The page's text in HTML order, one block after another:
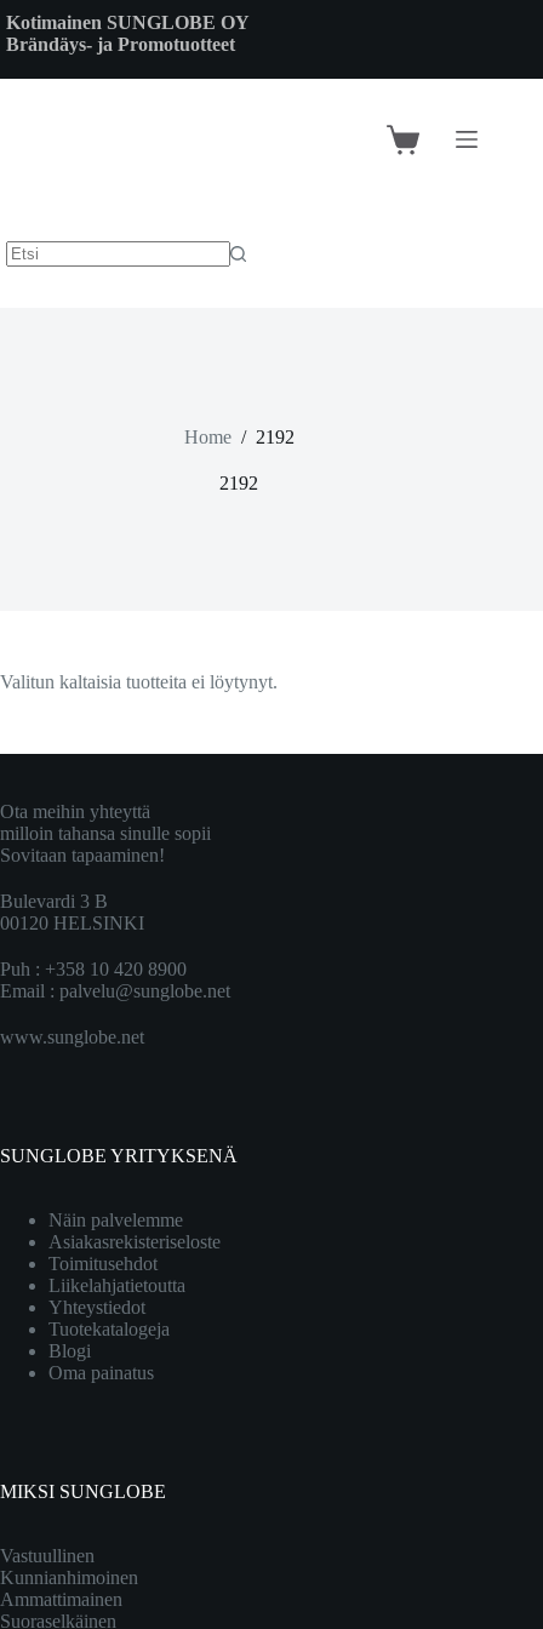
to
content
Kotimainen SUNGLOBE OY
Brändäys- ja Promotuotteet
Shopping
Home / 2192
2192
Valitun kaltaisia tuotteita ei löytynyt.
Ota meihin yhteyttä
milloin tahansa sinulle sopii
Sovitaan tapaaminen!
Bulevardi 3 B
00120 HELSINKI
Puh : +358 10 420 8900
Email : palvelu@sunglobe.net
www.sunglobe.net
SUNGLOBE YRITYKSENÄ
Näin palvelemme
Asiakasrekisteriseloste
Toimitusehdot
Liikelahjatietoutta
Yhteystiedot
Tuotekatalogeja
Blogi
Oma painatus
MIKSI SUNGLOBE
Vastuullinen
Kunnianhimoinen
Ammattimainen
Suoraselkäinen